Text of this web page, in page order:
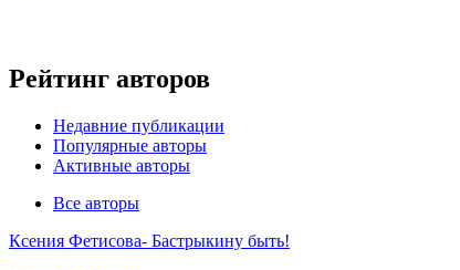
Рейтинг авторов
Недавние публикации
Популярные авторы
Активные авторы
Все авторы
Ксения Фетисова- Бастрыкину быть!